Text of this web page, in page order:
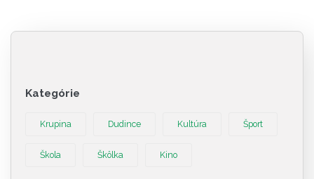
Kategórie
Krupina Dudince Kultúra Šport
Škola Škôlka Kino